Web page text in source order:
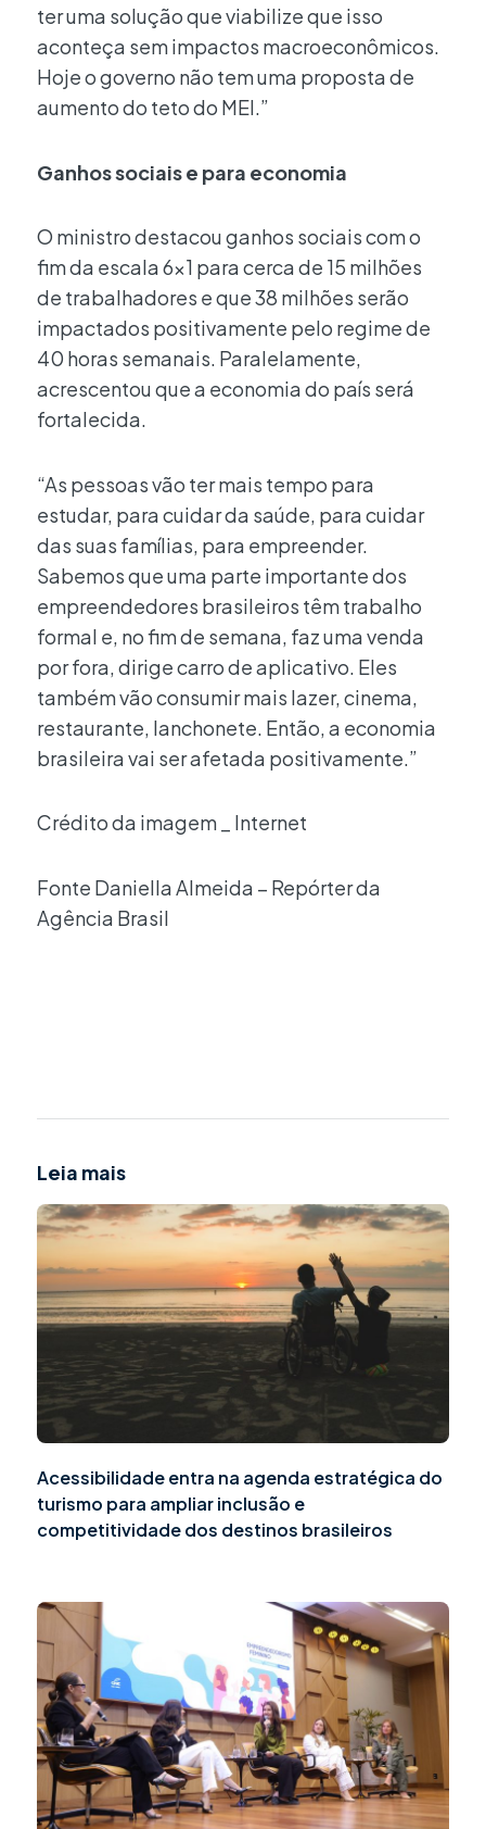
ter uma solução que viabilize que isso
aconteça sem impactos macroeconômicos.
Hoje o governo não tem uma proposta de
aumento do teto do MEI.”
Ganhos sociais e para economia
O ministro destacou ganhos sociais com o
fim da escala 6×1 para cerca de 15 milhões
de trabalhadores e que 38 milhões serão
impactados positivamente pelo regime de
40 horas semanais. Paralelamente,
acrescentou que a economia do país será
fortalecida.
“As pessoas vão ter mais tempo para
estudar, para cuidar da saúde, para cuidar
das suas famílias, para empreender.
Sabemos que uma parte importante dos
empreendedores brasileiros têm trabalho
formal e, no fim de semana, faz uma venda
por fora, dirige carro de aplicativo. Eles
também vão consumir mais lazer, cinema,
restaurante, lanchonete. Então, a economia
brasileira vai ser afetada positivamente.”
Crédito da imagem _ Internet
Fonte Daniella Almeida – Repórter da
Agência Brasil
Leia mais
Acessibilidade entra na agenda estratégica do
turismo para ampliar inclusão e
competitividade dos destinos brasileiros